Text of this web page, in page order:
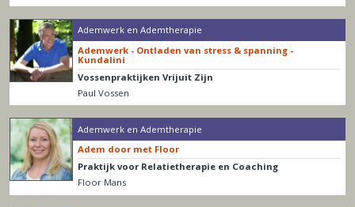
Ademwerk en Ademtherapie
Ademwerk - Ontladen van stress & spanning -
Kundalini
Vossenpraktijken Vrijuit Zijn
Paul Vossen
Ademwerk en Ademtherapie
Adem door met Floor
Praktijk voor Relatietherapie en Coaching
Floor Mans